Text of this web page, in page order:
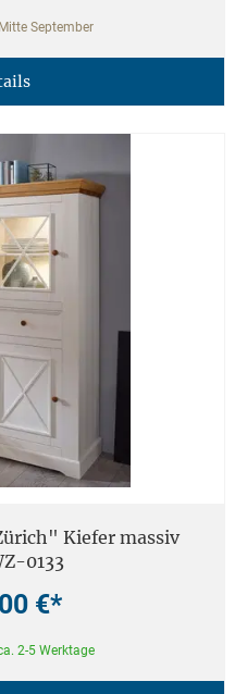
September
Kiefer massiv
0133
€*
2-5 Werktage